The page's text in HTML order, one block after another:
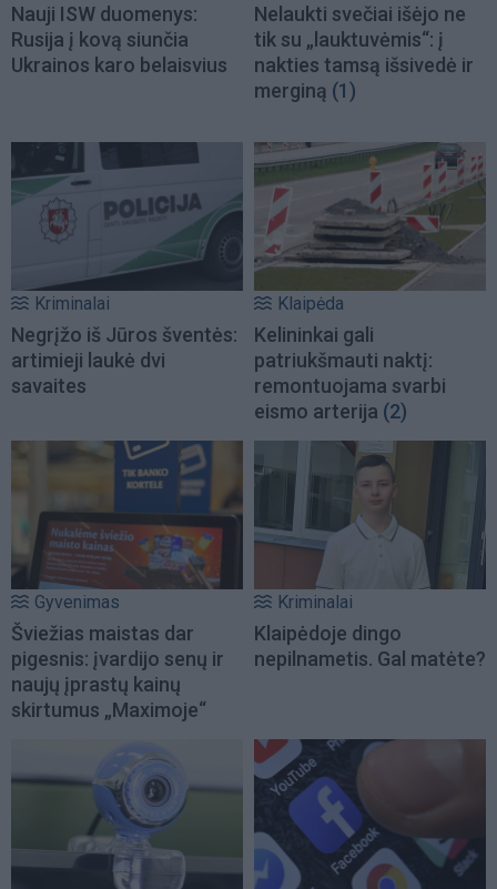
Nauji ISW duomenys:
Rusija į kovą siunčia
Ukrainos karo belaisvius
Nelaukti svečiai išėjo ne
tik su „lauktuvėmis“: į
nakties tamsą išsivedė ir
merginą (1)
Kriminalai
Negrįžo iš Jūros šventės:
artimieji laukė dvi
savaites
Klaipėda
Kelininkai gali
patriukšmauti naktį:
remontuojama svarbi
eismo arterija (2)
Gyvenimas
Šviežias maistas dar
pigesnis: įvardijo senų ir
naujų įprastų kainų
skirtumus „Maximoje“
Kriminalai
Klaipėdoje dingo
nepilnametis. Gal matėte?